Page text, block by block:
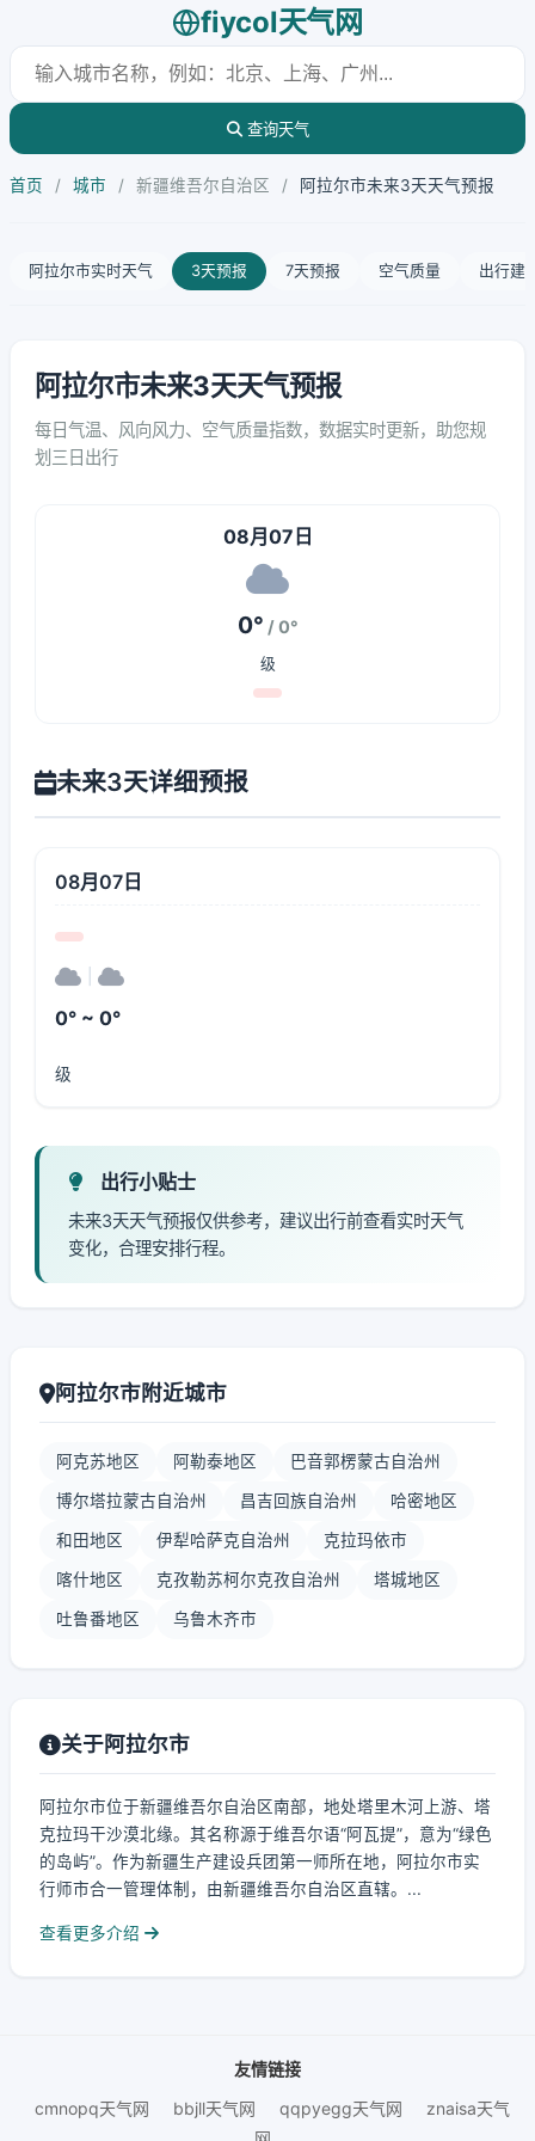
fiycol天气网
查询天气
首页 / 城市 / 新疆维吾尔自治区 / 阿拉尔市未来3天天气预报
阿拉尔市实时天气 3天预报 7天预报 空气质量 出行建
阿拉尔市未来3天天气预报
每日气温、风向风力、空气质量指数，数据实时更新，助您规
划三日出行
08月07日
0° / 0°
级
未来3天详细预报
08月07日
0° ~ 0°
级
出行小贴士
未来3天天气预报仅供参考，建议出行前查看实时天气
变化，合理安排行程。
阿拉尔市附近城市
阿克苏地区 阿勒泰地区 巴音郭楞蒙古自治州
博尔塔拉蒙古自治州 昌吉回族自治州 哈密地区
和田地区 伊犁哈萨克自治州 克拉玛依市
喀什地区 克孜勒苏柯尔克孜自治州 塔城地区
吐鲁番地区 乌鲁木齐市
关于阿拉尔市
阿拉尔市位于新疆维吾尔自治区南部，地处塔里木河上游、塔
克拉玛干沙漠北缘。其名称源于维吾尔语“阿瓦提”，意为“绿色
的岛屿”。作为新疆生产建设兵团第一师所在地，阿拉尔市实
行师市合一管理体制，由新疆维吾尔自治区直辖。...
查看更多介绍
友情链接
cmnopq天气网
bbjll天气网 qqpyegg天气网
znaisa天气